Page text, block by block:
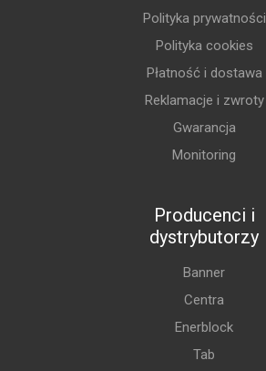
Polityka prywatności
Polityka cookies
Płatność i dostawa
Reklamacje i zwroty
Gwarancja
Monitoring
Producenci i
dystrybutorzy
Banner
Centra
Enerblock
Tab